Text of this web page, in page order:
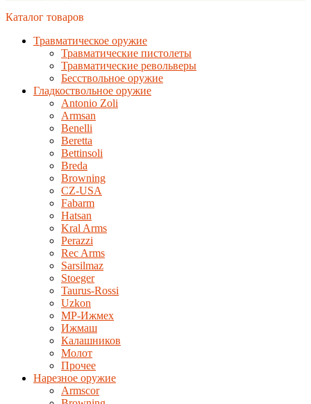
Каталог товаров
Травматическое оружие
Травматические пистолеты
Травматические револьверы
Бесствольное оружие
Гладкоствольное оружие
Antonio Zoli
Armsan
Benelli
Beretta
Bettinsoli
Breda
Browning
CZ-USA
Fabarm
Hatsan
Kral Arms
Perazzi
Rec Arms
Sarsilmaz
Stoeger
Taurus-Rossi
Uzkon
MP-Ижмех
Ижмаш
Калашников
Молот
Прочее
Нарезное оружие
Armscor